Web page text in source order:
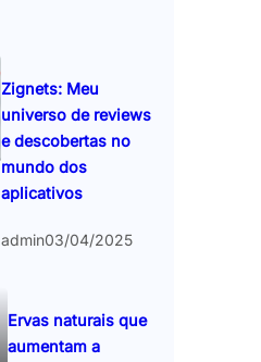
Zignets: Meu
universo de reviews
e descobertas no
mundo dos
aplicativos
admin03/04/2025
Ervas naturais que
aumentam a